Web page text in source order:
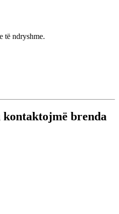
të ndryshme.
brenda